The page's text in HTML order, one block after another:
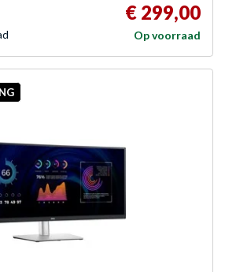
€ 299,00
Op voorraad